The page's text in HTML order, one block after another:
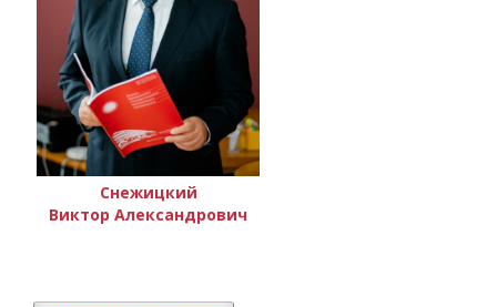
Снежицкий
Виктор Александрович